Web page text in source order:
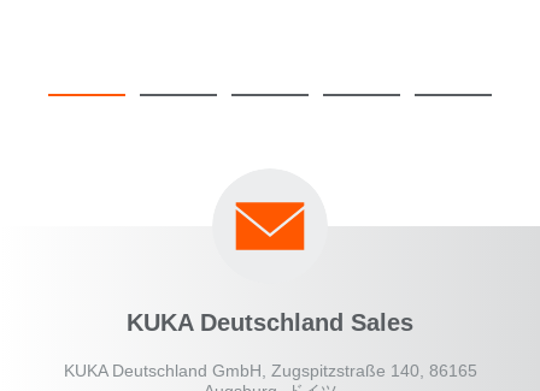
KUKA Deutschland Sales
KUKA Deutschland GmbH, Zugspitzstraße 140, 86165